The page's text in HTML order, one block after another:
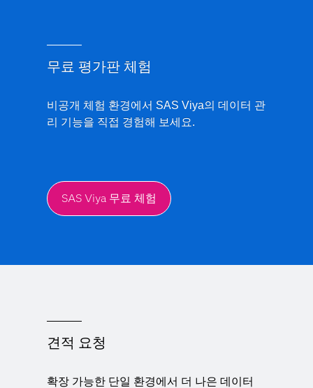
무료 평가판 체험
비공개 체험 환경에서 SAS Viya의 데이터 관
리 기능을 직접 경험해 보세요.
SAS Viya 무료 체험
견적 요청
확장 가능한 단일 환경에서 더 나은 데이터